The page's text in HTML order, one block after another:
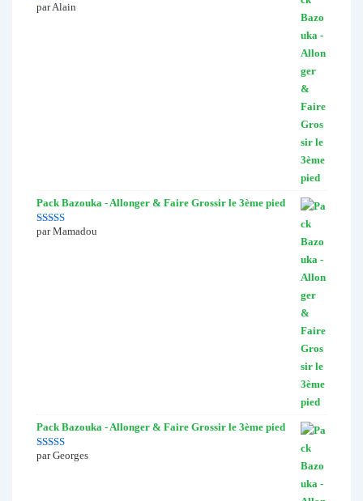
Note5sur 5
par Alain
Pack Bazouka - Allonger & Faire Grossir le 3ème pied
Note5sur 5
par Mamadou
Pack Bazouka - Allonger & Faire Grossir le 3ème pied
Note5sur 5
par Georges